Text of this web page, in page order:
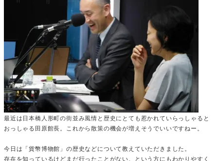
最近は日本橋人形町の街並み風情と歴史にとても惹かれていらっしゃると
おっしゃる田原館長。これから散策の機会が増えそうでいいですねー。
今日は「貨幣博物館」の歴史などについて教えていただきました。
存在を知っているけどまだ行ったことがない、という方にもわかりやすく